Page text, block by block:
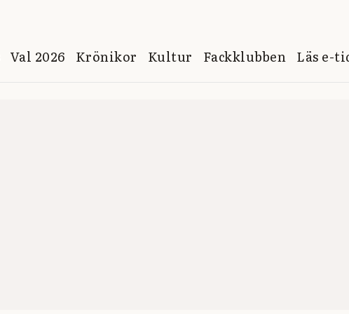
Val 2026 Krönikor Kultur Fackklubben Läs e-